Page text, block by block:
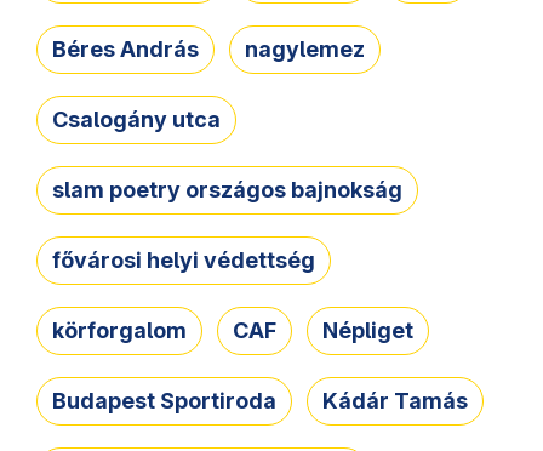
Béres András nagylemez
Csalogány utca
slam poetry országos bajnokság
fővárosi helyi védettség
körforgalom CAF Népliget
Budapest Sportiroda Kádár Tamás